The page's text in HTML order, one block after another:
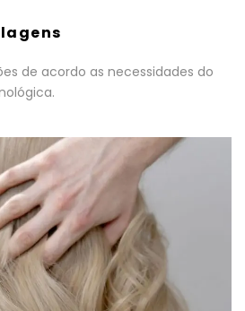
de acordo as necessidades do